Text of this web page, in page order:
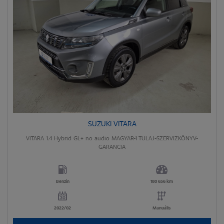
SUZUKI VITARA
VITARA 1.4 Hybrid GL+ no audio MAGYAR-1 TULAJ-SZERVIZKÖNYV-
GARANCIA
Benzin 180 656 km
2022/02 Manuális